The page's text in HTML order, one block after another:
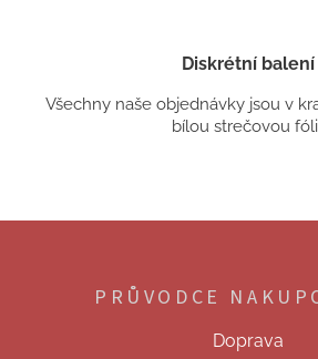
Diskrétní balení
Všechny naše objednávky jsou v
bílou strečovou
PRŮVODCE
Doprava